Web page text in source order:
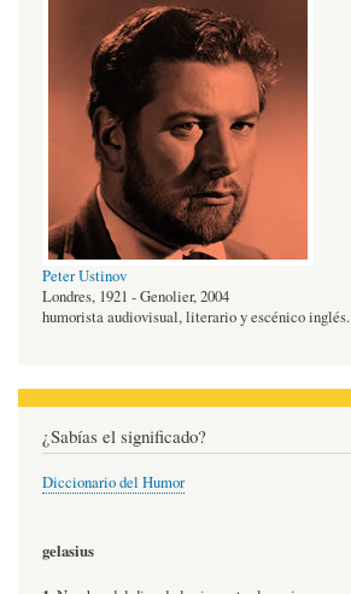
Peter Ustinov
Londres, 1921 - Genolier, 2004
humorista audiovisual, literario y escénico inglés.
¿Sabías el significado?
Diccionario del Humor
gelasius